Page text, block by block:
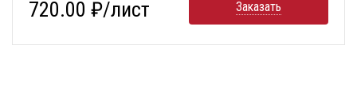
720.00 ₽/лист Заказать